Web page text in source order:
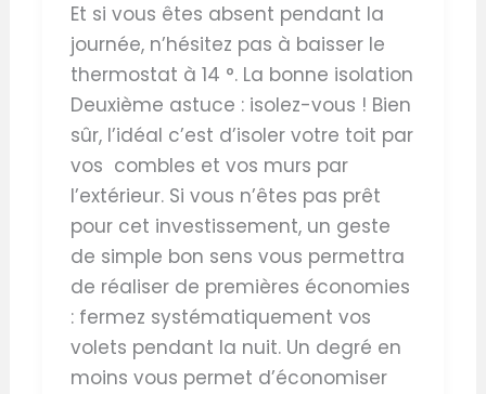
Et si vous êtes absent pendant la
journée, n’hésitez pas à baisser le
thermostat à 14 °. La bonne isolation
Deuxième astuce : isolez-vous ! Bien
sûr, l’idéal c’est d’isoler votre toit par
vos combles et vos murs par
l’extérieur. Si vous n’êtes pas prêt
pour cet investissement, un geste
de simple bon sens vous permettra
de réaliser de premières économies
: fermez systématiquement vos
volets pendant la nuit. Un degré en
moins vous permet d’économiser